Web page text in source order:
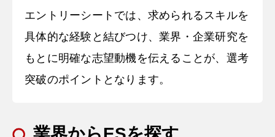
エントリーシートでは、求められるスキルを
具体的な経験と結びつけ、業界・企業研究を
もとに明確な志望動機を伝えることが、選考
突破のポイントとなります。